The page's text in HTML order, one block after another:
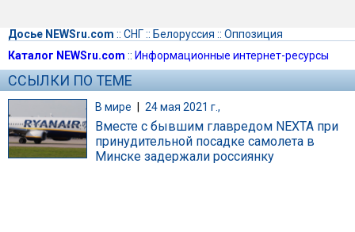
Досье NEWSru.com :: СНГ:: Белоруссия :: Оппозиция
Каталог NEWSru.com :: Информационные интернет-ресурсы
ССЫЛКИ ПО ТЕМЕ
В мире | 24 мая 2021 г.,
Вместе с бывшим главредом NEXTA при
принудительной посадке самолета в
Минске задержали россиянку